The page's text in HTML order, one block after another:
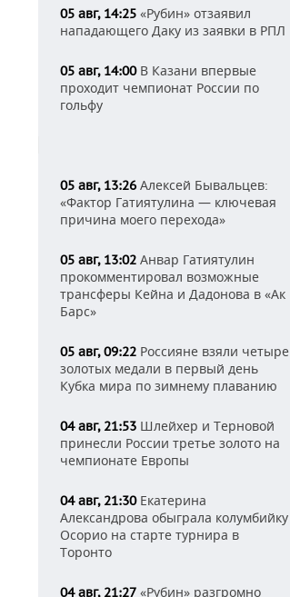
05 авг, 14:25 «Рубин» отзаявил
нападающего Даку из заявки в РПЛ
05 авг, 14:00В Казани впервые
проходит чемпионат России по
гольфу
05 авг, 13:26 Алексей Бывальцев:
«Фактор Гатиятулина — ключевая
причина моего перехода»
05 авг, 13:02 Анвар Гатиятулин
прокомментировал возможные
трансферы Кейна и Дадонова в «Ак
Барс»
05 авг, 09:22 Россияне взяли четыре
золотых медали в первый день
Кубка мира по зимнему плаванию
04 авг, 21:53 Шлейхер и Терновой
принесли России третье золото на
чемпионате Европы
04 авг, 21:30Екатерина
Александрова обыграла колумбийку
Осорио на старте турнира в
Торонто
04 авг, 21:27 «Рубин» разгромно